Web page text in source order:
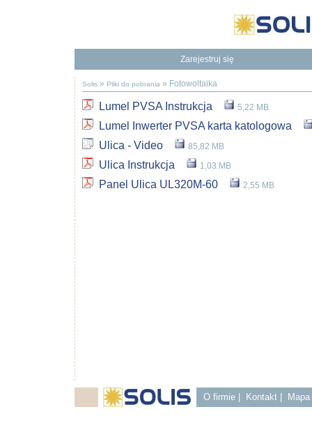
Zarejestruj się
To dodatkowe korzyści
Będziesz mieć dostęp do naszej Bazy Wiedzy
Solis » Pliki do pobrania » Fotowoltaika
Lumel PVSA Instrukcja 5,22 MB
Lumel Inwerter PVSA karta katologowa
Ulica - Video
85,82 MB
Ulica Instrukcja 1,03 MB
Panel Ulica UL320M-60 2,55 MB
O firmie Kontakt